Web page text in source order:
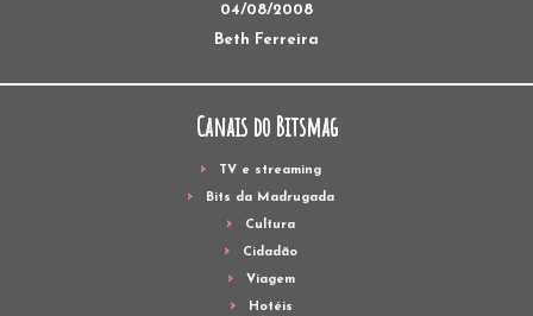
04/08/2008
Beth Ferreira
Canais do Bitsmag
TV e streaming
Bits da Madrugada
Cultura
Cidadão
Viagem
Hotéis